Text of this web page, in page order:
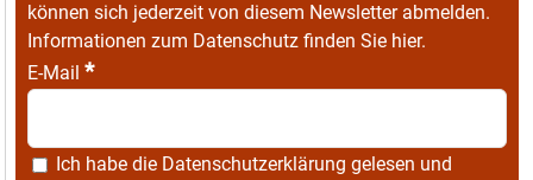
können sich jederzeit von diesem Newsletter abmelden.
Informationen zum Datenschutz finden Sie hier.
E-Mail *
Ich habe die Datenschutzerklärung gelesen und